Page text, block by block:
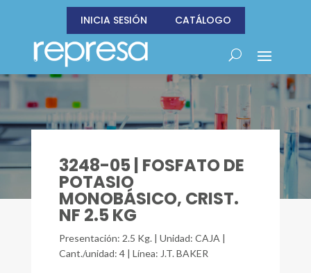
INICIA SESIÓN CATÁLOGO
3248-05 | FOSFATO DE
POTASIO
MONOBÁSICO, CRIST.
NF 2.5 KG
Presentación: 2.5 Kg. | Unidad: CAJA |
Cant./unidad: 4 | Línea: J.T. BAKER